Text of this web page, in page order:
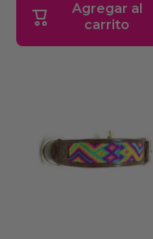
Agregar al
carrito